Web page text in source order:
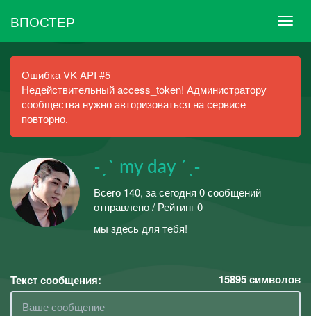
ВПОСТЕР
Ошибка VK API #5
Недействительный access_token! Администратору
сообщества нужно авторизоваться на сервисе
повторно.
˗ˏˋ my day ˊˎ˗
Всего 140, за сегодня 0 сообщений
отправлено / Рейтинг 0
мы здесь для тебя!
Текст сообщения: 15895символов